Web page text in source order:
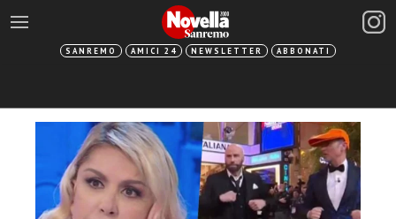
SANREMO AMICI 24 NEWSLETTER ABBONATI